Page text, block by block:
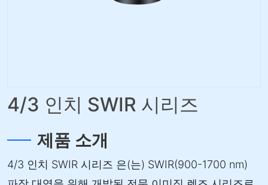
4/3 인치 SWIR 시리즈
제품 소개
4/3 인치 SWIR 시리즈 은(는) SWIR(900-1700 nm)